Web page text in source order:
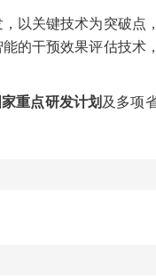
以关键技术为突破点
的干预效果评估技术
重点研发计划 及多项